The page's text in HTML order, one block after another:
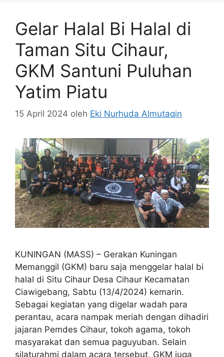
Gelar Halal Bi Halal di
Taman Situ Cihaur,
GKM Santuni Puluhan
Yatim Piatu
15 April 2024 oleh Eki Nurhuda Almutaqin
KUNINGAN (MASS) – Gerakan Kuningan
Memanggil (GKM) baru saja menggelar halal bi
halal di Situ Cihaur Desa Cihaur Kecamatan
Ciawigebang, Sabtu (13/4/2024) kemarin.
Sebagai kegiatan yang digelar wadah para
perantau, acara nampak meriah dengan dihadiri
jajaran Pemdes Cihaur, tokoh agama, tokoh
masyarakat dan semua paguyuban. Selain
silaturahmi dalam acara tersebut, GKM juga